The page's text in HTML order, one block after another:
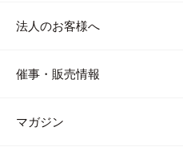
法人のお客様へ
催事・販売情報
マガジン